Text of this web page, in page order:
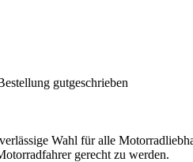
gutgeschrieben
Wahl für alle
gerecht zu werden.